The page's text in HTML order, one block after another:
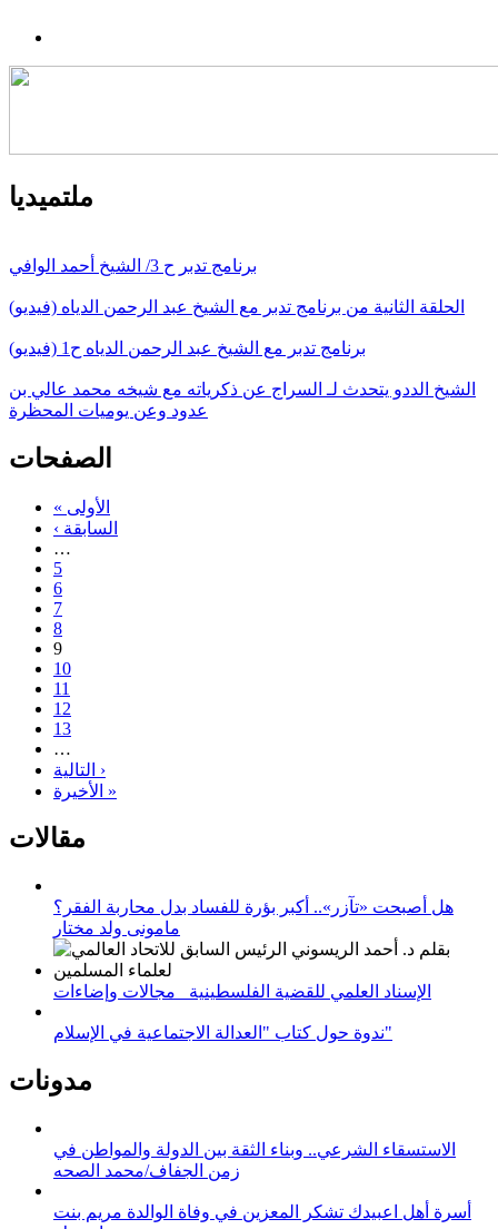
ملتميديا
برنامج تدبر ح 3/ الشيخ أحمد الوافي
الحلقة الثانية من برنامج تدبر مع الشيخ عبد الرحمن الدياه (فيديو)
برنامج تدبر مع الشيخ عبد الرحمن الدياه ح1 (فيديو)
الشيخ الددو يتحدث لـ السراج عن ذكرياته مع شيخه محمد عالي بن
عدود وعن يوميات المحظرة
الصفحات
« الأولى
‹ السابقة
…
5
6
7
8
9
10
11
12
13
…
التالية ›
الأخيرة »
مقالات
هل أصبحت «تآزر».. أكبر بؤرة للفساد بدل محاربة الفقر؟
مامونى ولد مختار
الإسناد العلمي للقضية الفلسطينية_ مجالات وإضاءات
ندوة حول كتاب "العدالة الاجتماعية في الإسلام"
مدونات
الاستسقاء الشرعي.. وبناء الثقة بين الدولة والمواطن في
زمن الجفاف/محمد الصحه
أسرة أهل اعبيدك تشكر المعزين في وفاة الوالدة مريم بنت